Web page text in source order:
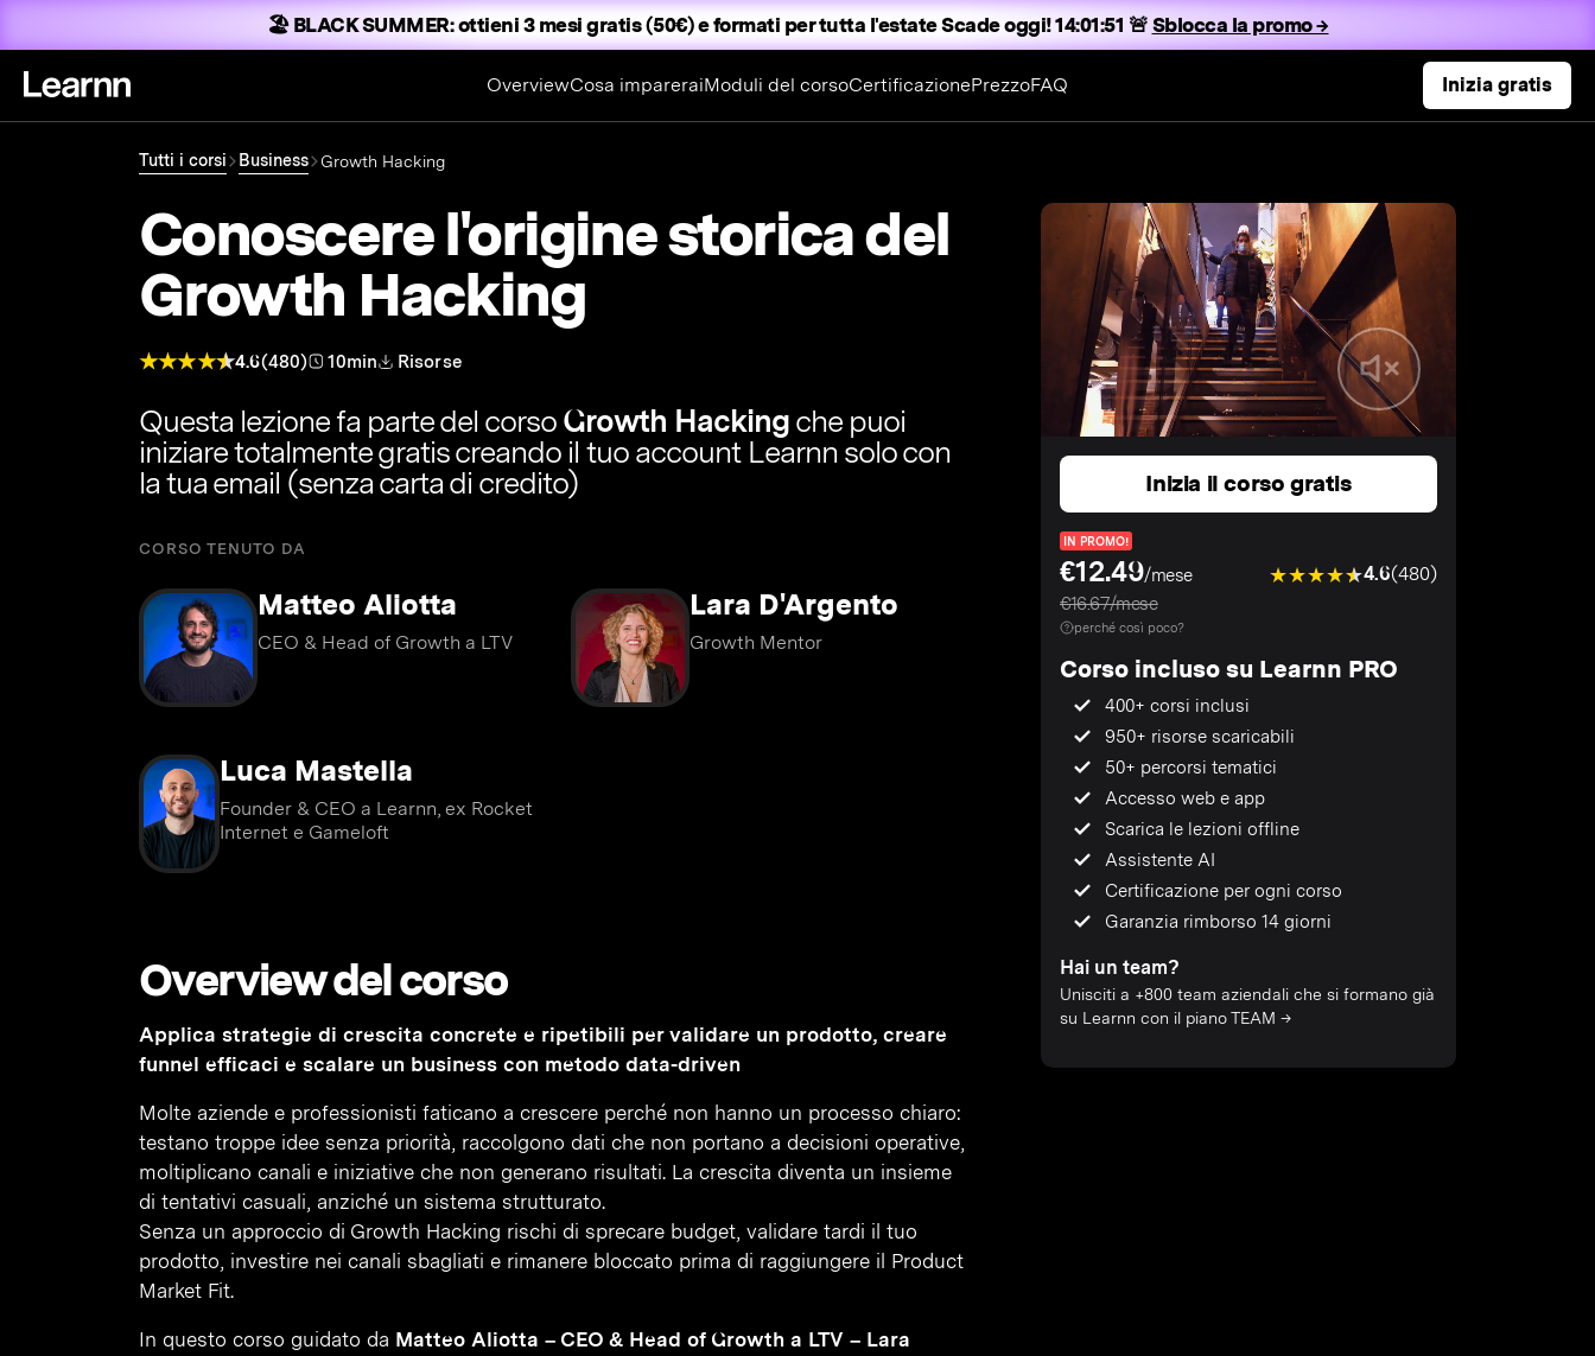
🏖️ BLACK SUMMER:ottieni 3 mesi gratis (50€) e formati per tutta l'estateScade oggi! 14:01:50 🚨 Sblocca la promo →
OverviewCosa impareraiModuli del corsoCertificazionePrezzoFAQ Inizia gratis
Tutti i corsi Business Growth Hacking
Conoscere l'origine storica del
Growth Hacking
4.6(480) 10min Risorse
Questa lezione fa parte del corsoGrowth Hackingche puoi
iniziare totalmente gratis creando il tuo account Learnn solo con
la tua email (senza carta di credito)
CORSO TENUTO DA
Matteo Aliotta
CEO & Head of Growth a LTV
Lara D'Argento
Growth Mentor
Luca Mastella
Founder & CEO a Learnn, ex Rocket
Internet e Gameloft
Overview del corso
Applica strategie di crescita concrete e ripetibili per validare un prodotto, creare
funnel efficaci e scalare un business con metodo data-driven
Molte aziende e professionisti faticano a crescere perché non hanno un processo chiaro:
testano troppe idee senza priorità, raccolgono dati che non portano a decisioni operative,
moltiplicano canali e iniziative che non generano risultati. La crescita diventa un insieme
di tentativi casuali, anziché un sistema strutturato.
Senza un approccio di Growth Hacking rischi di sprecare budget, validare tardi il tuo
prodotto, investire nei canali sbagliati e rimanere bloccato prima di raggiungere il Product
Market Fit.
In questo corso guidato da Matteo Aliotta – CEO & Head of Growth a LTV – Lara
Inizia il corso gratis
IN PROMO!
€12.49/mese
€16.67/mese
4.6(480)
perché così poco?
Corso incluso su Learnn PRO
400+ corsi inclusi
950+ risorse scaricabili
50+ percorsi tematici
Accesso web e app
Scarica le lezioni offline
Assistente AI
Certificazione per ogni corso
Garanzia rimborso 14 giorni
Hai un team?
Unisciti a +800 team aziendali che si formano già
su Learnn con il piano TEAM →